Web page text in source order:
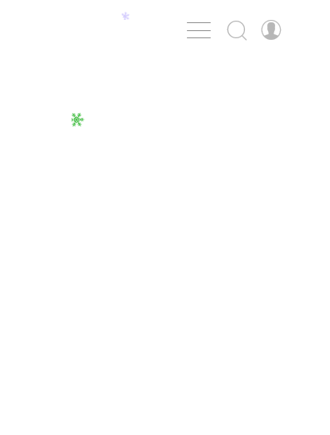


